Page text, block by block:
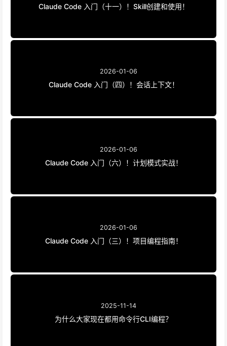
Claude Code 入门（十一）！Skill创建和使用！
2026-01-06
Claude Code 入门（四）！会话上下文！
2026-01-06
Claude Code 入门（六）！计划模式实战！
2026-01-06
Claude Code 入门（三）！项目编程指南！
2025-11-14
为什么大家现在都用命令行CLI编程？